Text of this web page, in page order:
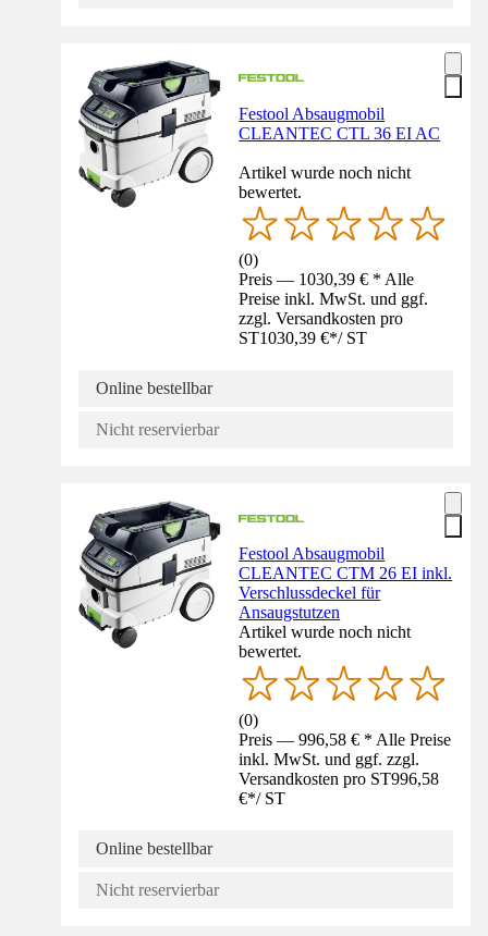
Festool Absaugmobil
CLEANTEC CTL 36 EI AC
Artikel wurde noch nicht
bewertet.
(0)
Preis — 1030,39 € * Alle
Preise inkl. MwSt. und ggf.
zzgl. Versandkosten pro
ST1030,39 €*/ ST
Online bestellbar
Nicht reservierbar
Festool Absaugmobil
CLEANTEC CTM 26 EI inkl.
Verschlussdeckel für
Ansaugstutzen
Artikel wurde noch nicht
bewertet.
(0)
Preis — 996,58 € * Alle Preise
inkl. MwSt. und ggf. zzgl.
Versandkosten pro ST996,58
€*/ ST
Online bestellbar
Nicht reservierbar